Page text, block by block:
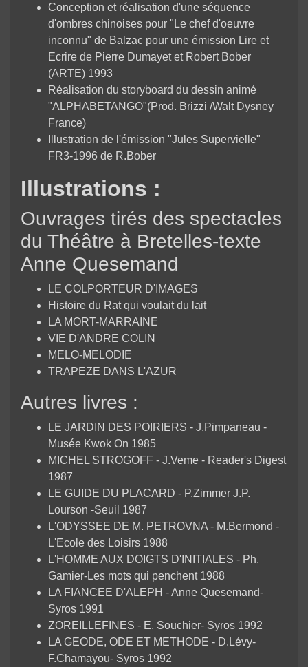
Conception et réalisation d'une séquence
d'ombres chinoises pour "Le chef d'oeuvre
inconnu" de Balzac pour une émission Lire et
Ecrire de Pierre Dumayet et Robert Bober
(ARTE) 1993
Réalisation du storyboard du dessin animé
"ALPHABETANGO"(Prod. Brizzi /Walt Dysney
France)
Illustration de l'émission "Jules Supervielle"
FR3-1996 de R.Bober
Illustrations :
Ouvrages tirés des spectacles
du Théâtre à Bretelles-texte
Anne Quesemand
LE COLPORTEUR D'IMAGES
Histoire du Rat qui voulait du lait
LA MORT-MARRAINE
VIE D'ANDRE COLIN
MELO-MELODIE
TRAPEZE DANS L'AZUR
Autres livres :
LE JARDIN DES POIRIERS - J.Pimpaneau -
Musée Kwok On 1985
MICHEL STROGOFF - J.Veme - Reader's Digest
1987
LE GUIDE DU PLACARD - P.Zimmer J.P.
Lourson -Seuil 1987
L'ODYSSEE DE M. PETROVNA - M.Bermond -
L'Ecole des Loisirs 1988
L'HOMME AUX DOIGTS D'INITIALES - Ph.
Gamier-Les mots qui penchent 1988
LA FIANCEE D'ALEPH - Anne Quesemand-
Syros 1991
ZOREILLEFINES - E. Souchier- Syros 1992
LA GEODE, ODE ET METHODE - D.Lévy-
F.Chamayou- Syros 1992